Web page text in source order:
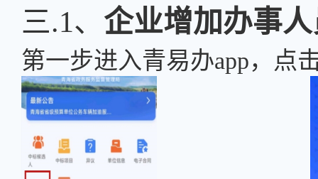
三.1、 企业增加办事
第一步进入青易办app，点